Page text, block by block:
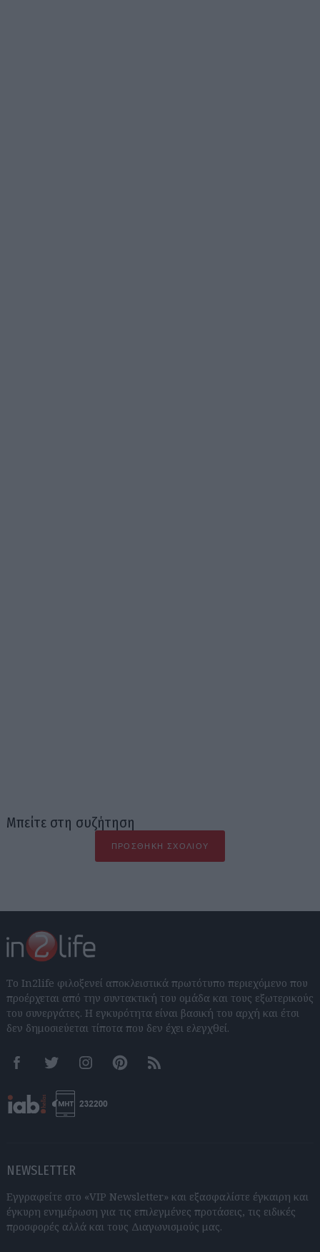
Μπείτε στη συζήτηση
ΠΡΟΣΘΉΚΗ ΣΧΟΛΊΟΥ
Το In2life φιλοξενεί αποκλειστικά πρωτότυπο περιεχόμενο που
προέρχεται από την συντακτική του ομάδα και τους εξωτερικούς
του συνεργάτες. Η εγκυρότητα είναι βασική του αρχή και έτσι
δεν δημοσιεύεται τίποτα που δεν έχει ελεγχθεί.
FacebookTwitter InstagramPinterestRSS feeds
NEWSLETTER
Εγγραφείτε στο «VIP Newsletter» και εξασφαλίστε έγκαιρη και
έγκυρη ενημέρωση για τις επιλεγμένες προτάσεις, τις ειδικές
προσφορές αλλά και τους Διαγωνισμούς μας.